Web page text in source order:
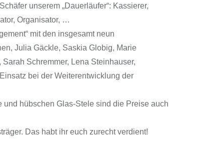
unserem „Dauerläufer“: Kassierer,
Organisator, …
mit den insgesamt neun
Julia Gäckle, Saskia Globig, Marie
Schremmer, Lena Steinhauser,
bei der Weiterentwicklung der
hübschen Glas-Stele sind die Preise auch
Das habt ihr euch zurecht verdient!